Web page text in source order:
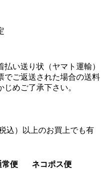
い送り状（ヤマト運輸）
でご返送された場合の送料
めご了承下さい。
込）以上のお買上でも有
常便 ネコポス便